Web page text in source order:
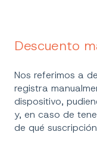
Descuento
Nos referimos a
registra
dispositivo,
y, en caso de
de qué